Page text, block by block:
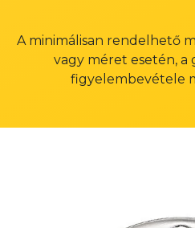
A minimálisan rendelhető
vagy méret esetén, a
figyelembevétele